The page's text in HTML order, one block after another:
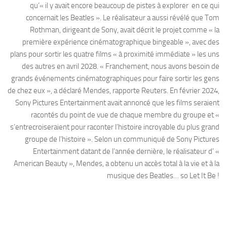
qu’« il y avait encore beaucoup de pistes à explorer en ce qui
concernait les Beatles ». Le réalisateur a aussi révélé que Tom
Rothman, dirigeant de Sony, avait décrit le projet comme « la
première expérience cinématographique bingeable », avec des
plans pour sortir les quatre films « à proximité immédiate » les uns
des autres en avril 2028. « Franchement, nous avons besoin de
grands événements cinématographiques pour faire sortir les gens
de chez eux », a déclaré Mendes, rapporte Reuters. En février 2024,
Sony Pictures Entertainment avait annoncé que les films seraient
racontés du point de vue de chaque membre du groupe et «
s’entrecroiseraient pour raconter l’histoire incroyable du plus grand
groupe de l’histoire ». Selon un communiqué de Sony Pictures
Entertainment datant de l’année dernière, le réalisateur d’ «
American Beauty », Mendes, a obtenu un accès total à la vie et à la
musique des Beatles… so Let It Be !